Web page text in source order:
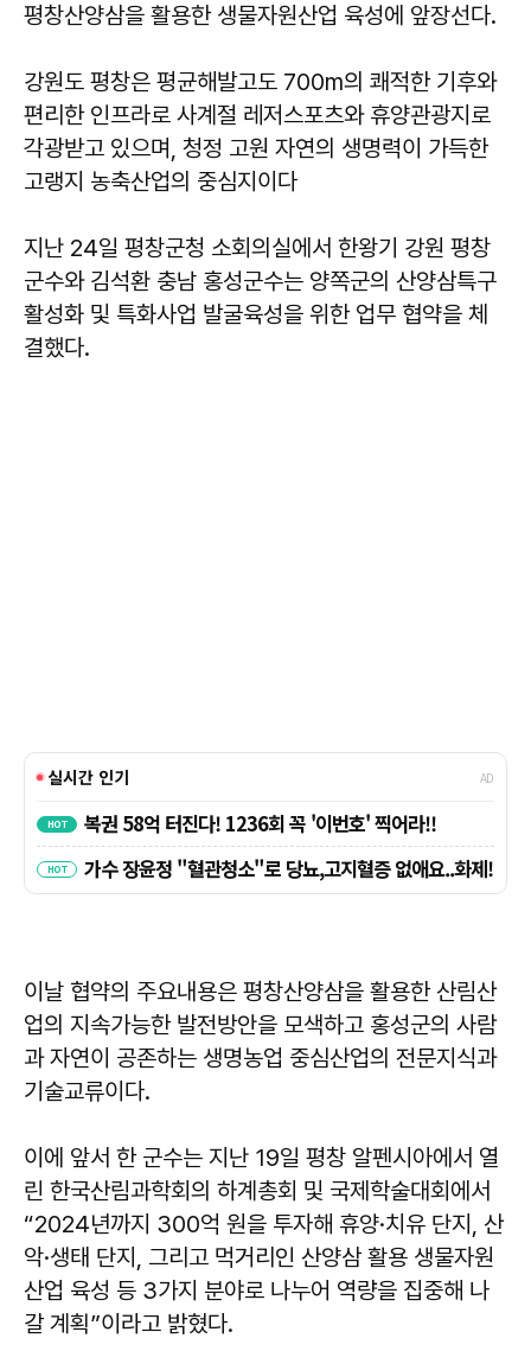
평창산양삼을 활용한 생물자원산업 육성에 앞장선다.
강원도 평창은 평균해발고도 700m의 쾌적한 기후와
편리한 인프라로 사계절 레저스포츠와 휴양관광지로
각광받고 있으며, 청정 고원 자연의 생명력이 가득한
고랭지 농축산업의 중심지이다
지난 24일 평창군청 소회의실에서 한왕기 강원 평창
군수와 김석환 충남 홍성군수는 양쪽군의 산양삼특구
활성화 및 특화사업 발굴육성을 위한 업무 협약을 체
결했다.
이날 협약의 주요내용은 평창산양삼을 활용한 산림산
업의 지속가능한 발전방안을 모색하고 홍성군의 사람
과 자연이 공존하는 생명농업 중심산업의 전문지식과
기술교류이다.
이에 앞서 한 군수는 지난 19일 평창 알펜시아에서 열
린 한국산림과학회의 하계총회 및 국제학술대회에서
“2024년까지 300억 원을 투자해 휴양·치유 단지, 산
악·생태 단지, 그리고 먹거리인 산양삼 활용 생물자원
산업 육성 등 3가지 분야로 나누어 역량을 집중해 나
갈 계획”이라고 밝혔다.